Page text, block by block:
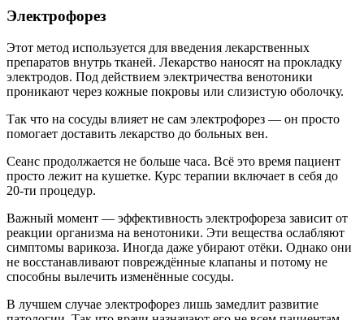
Электрофорез
Этот метод используется для введения лекарственных
препаратов внутрь тканей. Лекарство наносят на прокладку
электродов. Под действием электричества венотоники
проникают через кожные покровы или слизистую оболочку.
Так что на сосуды влияет не сам электрофорез — он просто
помогает доставить лекарство до больных вен.
Сеанс продолжается не больше часа. Всё это время пациент
просто лежит на кушетке. Курс терапии включает в себя до
20-ти процедур.
Важный момент — эффективность электрофореза зависит от
реакции организма на венотоники. Эти вещества ослабляют
симптомы варикоза. Иногда даже убирают отёки. Однако они
не восстанавливают повреждённые клапаны и потому не
способны вылечить изменённые сосуды.
В лучшем случае электрофорез лишь замедлит развитие